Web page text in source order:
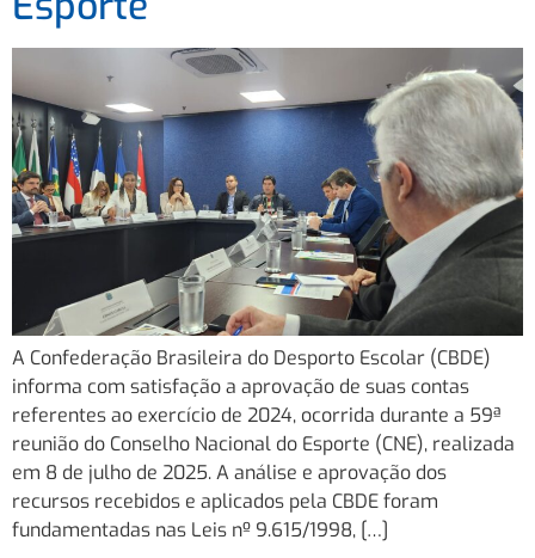
A Confederação Brasileira do Desporto Escolar (CBDE)
informa com satisfação a aprovação de suas contas
referentes ao exercício de 2024, ocorrida durante a 59ª
reunião do Conselho Nacional do Esporte (CNE), realizada
em 8 de julho de 2025. A análise e aprovação dos
recursos recebidos e aplicados pela CBDE foram
fundamentadas nas Leis nº 9.615/1998, […]